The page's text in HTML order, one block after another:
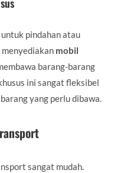
pindahan atau
mobil
barang-barang
ini sangat fleksibel
yang perlu dibawa.
sangat mudah.